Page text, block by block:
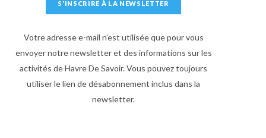
Votre adresse e-mail n'est utilisée que pour vous
envoyer notre newsletter et des informations sur les
activités de Havre De Savoir. Vous pouvez toujours
utiliser le lien de désabonnement inclus dans la
newsletter.